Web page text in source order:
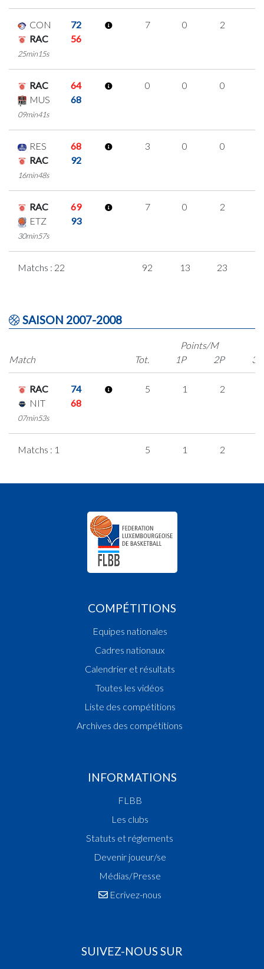
CON
72
RAC
56
25min15s
7 0 2
RAC
64
MUS
68
09min41s
0 0 0
RES
68
RAC
92
16min48s
3 0 0
RAC
69
ETZ
93
30min57s
7 0 2
Matchs : 22 92 13 23
SAISON 2007-2008
Match
Points/M
Tot.
1P 2P 3P
RAC
74
NIT
68
07min53s
5 1 2
Matchs : 1 5 1 2
COMPÉTITIONS
Equipes nationales
Cadres nationaux
Calendrier et résultats
Toutes les vidéos
Liste des compétitions
Archives des compétitions
INFORMATIONS
FLBB
Les clubs
Statuts et réglements
Devenir joueur/se
Médias/Presse
Ecrivez-nous
SUIVEZ-NOUS SUR